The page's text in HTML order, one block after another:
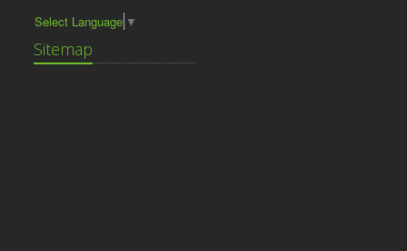
Select Language ▼
Sitemap